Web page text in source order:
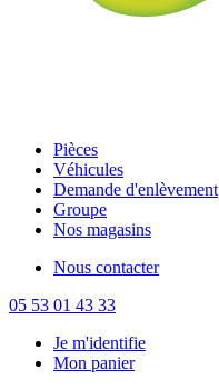
Pièces
Véhicules
Demande d'enlèvement
Groupe
Nos magasins
Nous contacter
05 53 01 43 33
Je m'identifie
Mon panier